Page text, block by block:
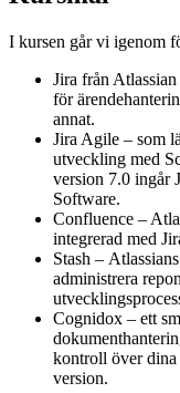
I kursen går vi igenom
Jira från
för
annat.
Jira Agile – som
utveckling med
version 7.0 ingår
Software.
Confluence –
integrerad med
Stash –
administrera
Cognidox – ett
kontroll över dina
version.